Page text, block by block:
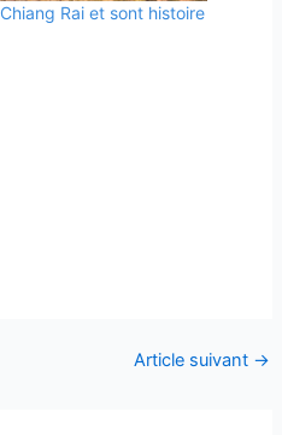
Chiang Rai et sont histoire
Article suivant →